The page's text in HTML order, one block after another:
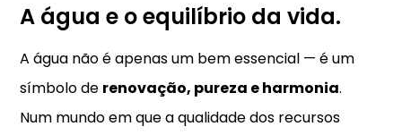
A água e o equilíbrio da vida.
A água não é apenas um bem essencial — é um
símbolo de renovação, pureza e harmonia.
Num mundo em que a qualidade dos recursos